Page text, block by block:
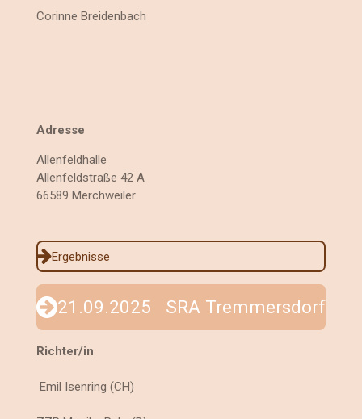
Corinne Breidenbach
Adresse
Allenfeldhalle
Allenfeldstraße 42 A
66589 Merchweiler
Ergebnisse
21.09.2025 SRA Tremmersdorf
Richter/in
Emil Isenring (CH)